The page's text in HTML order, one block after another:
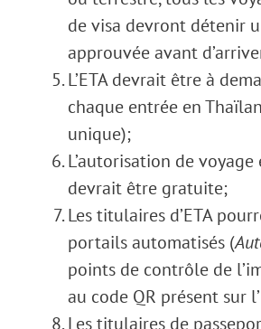
de visa devront détenir
approuvée avant
L’ETA devrait être à
chaque entrée en
unique);
L’autorisation de
devrait être gratuite;
Les titulaires d’ETA
portails automatisés (
points de contrôle de
au code QR présent sur
Les titulaires de